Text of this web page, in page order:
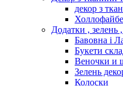
декор з
Додатки , зелень
Бавовна і
Букети
Веночки и
Зелень
Колоски